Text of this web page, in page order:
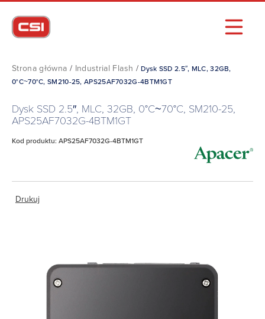
Strona główna / Industrial Flash /Dysk SSD 2.5″, MLC, 32GB,
0°C~70°C, SM210-25, APS25AF7032G-4BTM1GT
Dysk SSD 2.5″, MLC, 32GB, 0°C~70°C, SM210-25,
APS25AF7032G-4BTM1GT
Kod produktu: APS25AF7032G-4BTM1GT
Drukuj